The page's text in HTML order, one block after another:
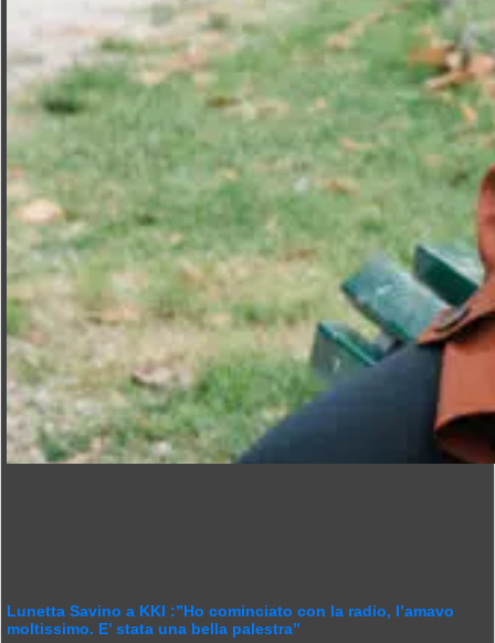
Lunetta Savino a KKI :”Ho cominciato con la radio, l’amavo
moltissimo. E’ stata una bella palestra”